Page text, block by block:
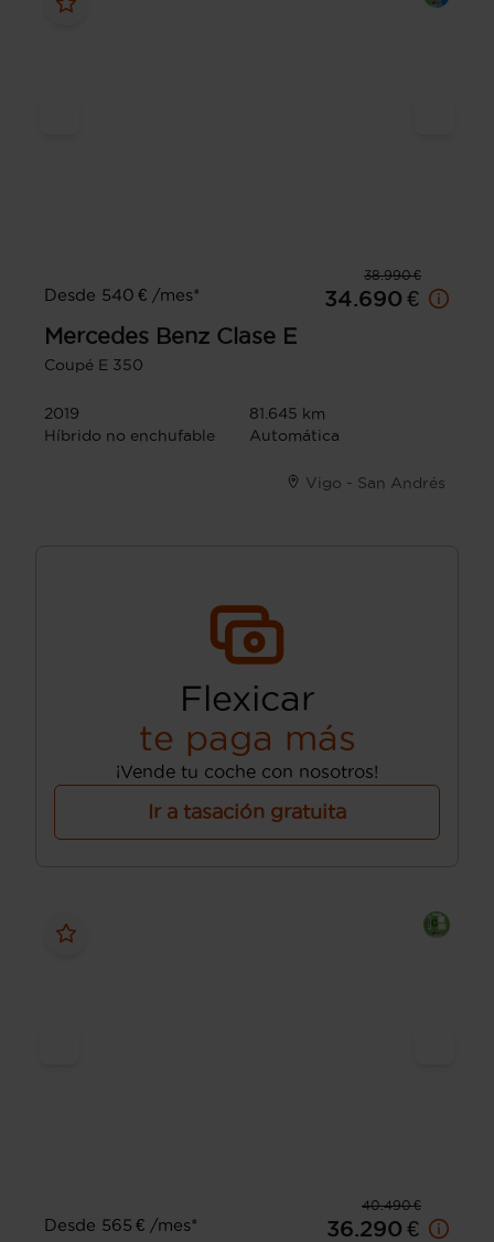
38.990 €
Desde 540 € /mes*
34.690 €
Mercedes Benz Clase E
Coupé E 350
2019
81.645 km
Híbrido no enchufable
Automática
Vigo - San Andrés
Flexicar
te paga más
¡Vende tu coche con nosotros!
Ir a tasación gratuita
40.490 €
Desde 565 € /mes*
36.290 €